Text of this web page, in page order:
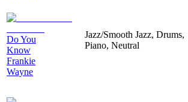
Do You
Know
Frankie
Wayne
Jazz/Smooth Jazz, Drums,
Piano, Neutral